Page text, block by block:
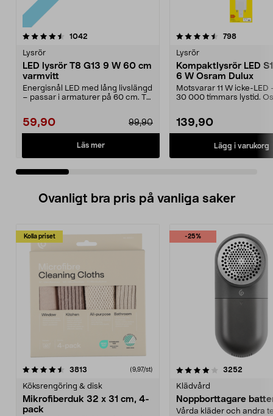
1042
Lysrör
LED lysrör T8 G13 9 W 60 cm
varmvitt
Energisnål LED med lång livslängd
– passar i armaturer på 60 cm. T8
59,90 99,90
Läs mer
4.5 av 5 stjärnor 798
Lysrör
Kompaktlysrör LED
6 W Osram Dulux
Motsvarar 11 W icke-LED
30 000 timmars lystid.
139,90
Lägg i varukorg
4.5 av 5 stjärnor
Ovanligt bra pris på vanliga saker
Kolla priset
3813 (9,97/st)
Köksrengöring & disk
Mikrofiberduk 32 x 31 cm, 4-
pack
-25%
4.0av 5 stjärnor 3252
Klädvård
Noppborttagare
Vårda kläder och andra
4.5av 5 stjärnor